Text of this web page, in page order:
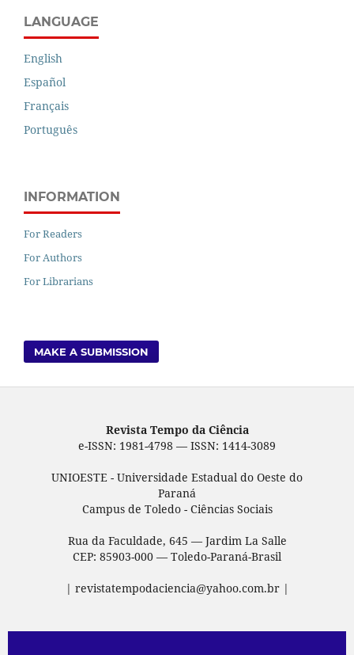
LANGUAGE
English
Español
Français
Português
INFORMATION
For Readers
For Authors
For Librarians
MAKE A SUBMISSION
Revista Tempo da Ciência
e-ISSN: 1981-4798 — ISSN: 1414-3089
UNIOESTE - Universidade Estadual do Oeste do
Paraná
Campus de Toledo - Ciências Sociais
Rua da Faculdade, 645 — Jardim La Salle
CEP: 85903-000 — Toledo-Paraná-Brasil
| revistatempodaciencia@yahoo.com.br |